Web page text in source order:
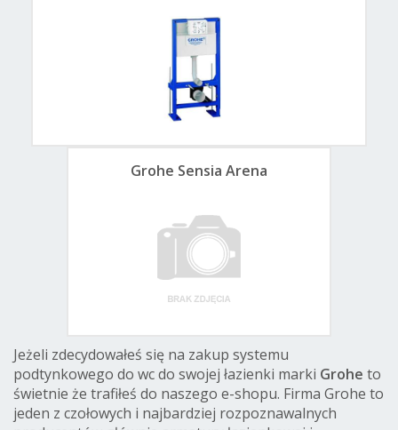
Grohe Sensia Arena
Jeżeli zdecydowałeś się na zakup systemu
podtynkowego do wc do swojej łazienki marki Grohe to
świetnie że trafiłeś do naszego e-shopu. Firma Grohe to
jeden z czołowych i najbardziej rozpoznawalnych